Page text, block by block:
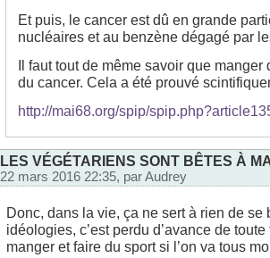
Et puis, le cancer est dû en grande
nucléaires et au benzène dégagé par
Il faut tout de même savoir que manger
du cancer. Cela a été prouvé
http://mai68.org/spip/
LES VÉGÉTARIENS SONT BÊTES À
22 mars 2016 22:35, parAudrey
Donc, dans la vie, ça ne sert à rien de se
idéologies, c’est perdu d’avance de
manger et faire du sport si l’on va tous